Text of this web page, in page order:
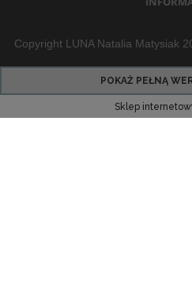
Copyright LUNA Natalia Matysiak
POKAŻ PEŁNĄ
Sklep